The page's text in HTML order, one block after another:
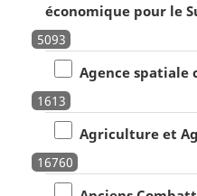
économique pour le
5093
Agence spatiale
1613
Agriculture et
16760